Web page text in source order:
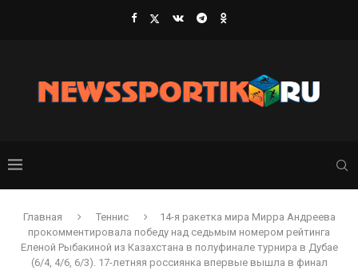
Главная Теннис
14-я ракетка мира Мирра Андреева
прокомментировала победу над седьмым номером рейтинга
Еленой Рыбакиной из Казахстана в полуфинале турнира в Дубае
(6/4, 4/6, 6/3 ). 17-летняя россиянка впервые вышла в финал